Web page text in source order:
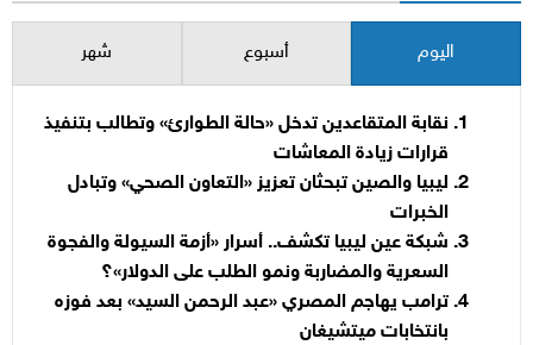
اليوم أسبوع شهر
نقابة المتقاعدين تدخل «حالة الطوارئ» وتطالب بتنفيذ
قرارات زيادة المعاشات
ليبيا والصين تبحثان تعزيز «التعاون الصحي» وتبادل
الخبرات
شبكة عين ليبيا تكشف.. أسرار «أزمة السيولة والفجوة
السعرية والمضاربة ونمو الطلب على الدولار»؟
ترامب يهاجم المصري «عبد الرحمن السيد» بعد فوزه
بانتخابات ميتشيغان